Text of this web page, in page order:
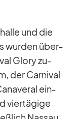
und die
wur­den über­
Glory zu­
der Car­ni­val
ein­
vier­tä­gige